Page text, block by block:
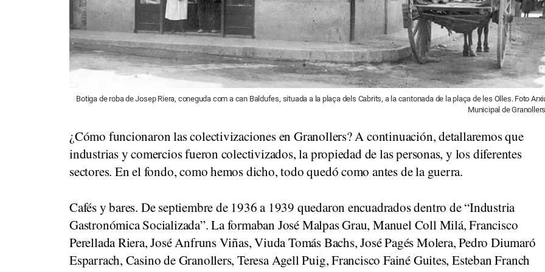
Botiga de roba de Josep Riera, coneguda com a can Baldufes, situada a la plaça dels Cabrits, a la cantonada de la plaça de les Olles. Foto
Municipal de
¿Cómo funcionaron las colectivizaciones en Granollers?A continuación, detallaremos que
industrias y comercios fueron colectivizados, la propiedad de las personas, y los diferentes
sectores. En el fondo, como hemos dicho, todo quedó como antes de la guerra.
Cafés y bares. De septiembre de 1936 a 1939 quedaron encuadrados dentro de “Industria
Gastronómica Socializada”. La formaban José Malpas Grau, Manuel Coll Milá, Francisco
Perellada Riera, José Anfruns Viñas, Viuda Tomás Bachs, José Pagés Molera, Pedro Diumaró
Esparrach, Casino de Granollers, Teresa Agell Puig, Francisco Fainé Guites, Esteban Franch